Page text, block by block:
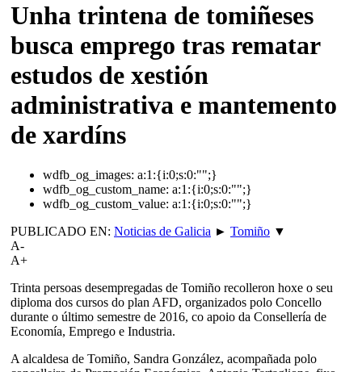
Unha trintena de tomiñeses
busca emprego tras rematar
estudos de xestión
administrativa e mantemento
de xardíns
wdfb_og_images: a:1:{i:0;s:0:"";}
wdfb_og_custom_name: a:1:{i:0;s:0:"";}
wdfb_og_custom_value: a:1:{i:0;s:0:"";}
PUBLICADO EN: Noticias de Galicia ► Tomiño ▼
A-
A+
Trinta persoas desempregadas de Tomiño recolleron hoxe o seu
diploma dos cursos do plan AFD, organizados polo Concello
durante o último semestre de 2016, co apoio da Consellería de
Economía, Emprego e Industria.
A alcaldesa de Tomiño, Sandra González, acompañada polo